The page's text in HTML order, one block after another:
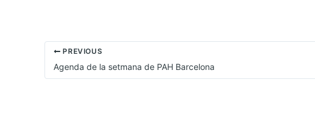
PREVIOUS
Agenda de la setmana de PAH Barcelona